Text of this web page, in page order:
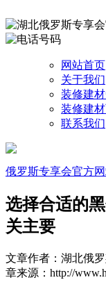
网站首页
关于我们
装修建
装修建
联系我们
俄罗斯专享会官方
选择合适的
关主要
文章作者：湖北俄
章来源：http://